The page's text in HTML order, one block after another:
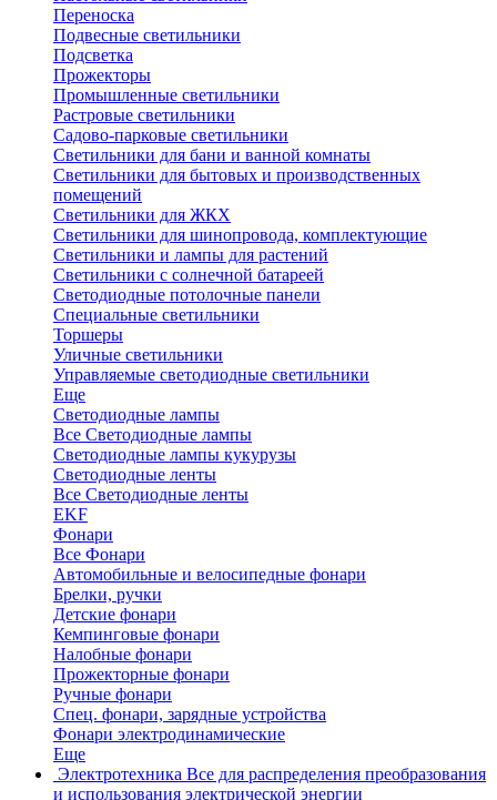
Переноска
Подвесные светильники
Подсветка
Прожекторы
Промышленные светильники
Растровые светильники
Садово-парковые светильники
Светильники для бани и ванной комнаты
Светильники для бытовых и производственных
помещений
Светильники для ЖКХ
Светильники для шинопровода, комплектующие
Светильники и лампы для растений
Светильники с солнечной батареей
Светодиодные потолочные панели
Специальные светильники
Торшеры
Уличные светильники
Управляемые светодиодные светильники
Еще
Светодиодные лампы
Все Светодиодные лампы
Светодиодные лампы кукурузы
Светодиодные ленты
Все Светодиодные ленты
EKF
Фонари
Все Фонари
Автомобильные и велосипедные фонари
Брелки, ручки
Детские фонари
Кемпинговые фонари
Налобные фонари
Прожекторные фонари
Ручные фонари
Спец. фонари, зарядные устройства
Фонари электродинамические
Еще
Электротехника Все для распределения преобразования
и использования электрической энергии